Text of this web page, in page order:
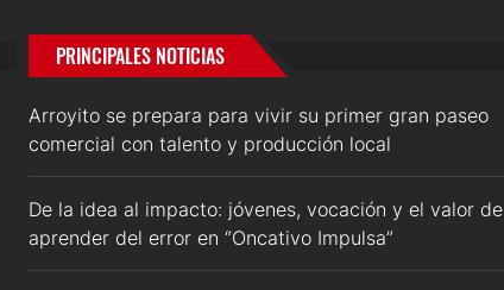
PRINCIPALES NOTICIAS
Arroyito se prepara para vivir su primer gran paseo
comercial con talento y producción local
De la idea al impacto: jóvenes, vocación y el valor de
aprender del error en “Oncativo Impulsa”